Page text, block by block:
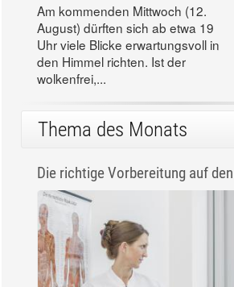
Am kommenden Mittwoch (12.
August) dürften sich ab etwa 19
Uhr viele Blicke erwartungsvoll in
den Himmel richten. Ist der
wolkenfrei,...
Thema des Monats
Die richtige Vorbereitung auf